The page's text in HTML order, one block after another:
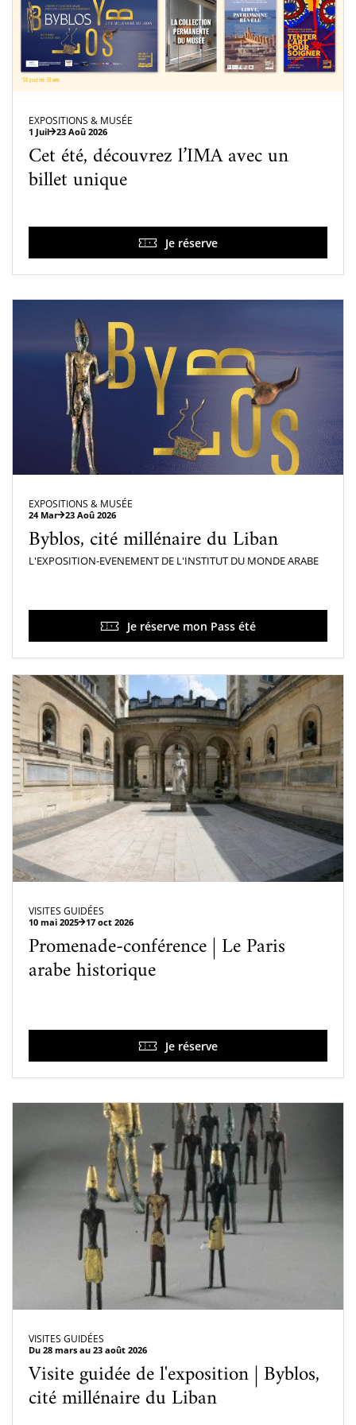
EXPOSITIONS & MUSÉE
1 Juil 23 Aoû 2026
Cet été, découvrez l’IMA avec un
billet unique
Je réserve
EXPOSITIONS & MUSÉE
24 Mar 23 Aoû 2026
Byblos, cité millénaire du Liban
L'EXPOSITION-EVENEMENT DE L'INSTITUT DU MONDE ARABE
Je réserve mon Pass été
VISITES GUIDÉES
10 mai 2025 17 oct 2026
Promenade-conférence | Le Paris
arabe historique
Je réserve
VISITES GUIDÉES
Du 28 mars au 23 août 2026
Visite guidée de l'exposition | Byblos,
cité millénaire du Liban